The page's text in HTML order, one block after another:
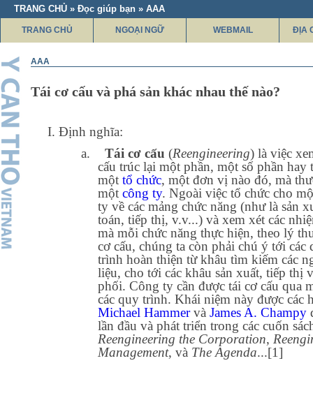
TRANG CHỦ » Đọc giúp bạn » AAA
TRANG CHỦ NGOẠI NGỮ WEBMAIL ĐỊA
AAA
Tái cơ cấu và phá sản khác nhau thế nào?
I. Định nghĩa:
a.
Tái cơ cấu (Reengineering) là việc
cấu trúc lại một phần, một số phần hay
một tổ chức, một đơn vị nào đó, mà
một công ty. Ngoài việc tổ chức cho
ty về các mảng chức năng (như là sản
toán, tiếp thị, v.v...) và xem xét các
mà mỗi chức năng thực hiện, theo lý
cơ cấu, chúng ta còn phải chú ý tới các
trình hoàn thiện từ khâu tìm kiếm các
liệu, cho tới các khâu sản xuất, tiếp thị
phối. Công ty cần được tái cơ cấu qua
các quy trình. Khái niệm này được các
Michael Hammervà James A. Champy
lần đầu và phát triển trong các cuốn
Reengineering the Corporation,
Management, và The Agenda...[1]